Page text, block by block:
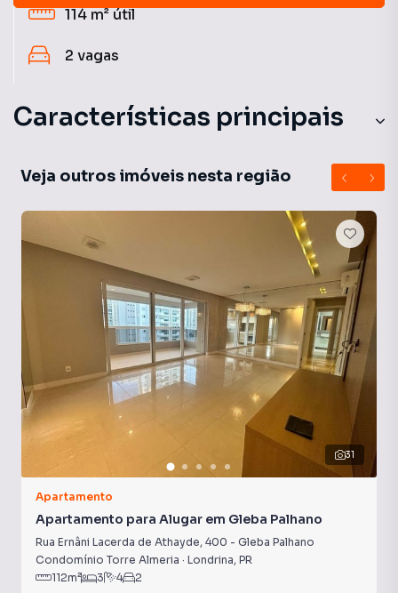
114 m² útil
2 vagas
Características principais
Ar-Condicionado
Churrasqueira
Armário Cozinha
Veja outros imóveis nesta região
31
Apartamento
Apartamento para Alugar em Gleba Palhano
Rua Ernâni Lacerda de Athayde, 400 - Gleba Palhano
Condomínio Torre Almeria · Londrina, PR
112m² 3 4 2